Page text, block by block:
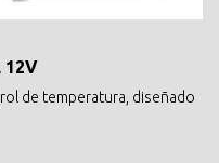
12V
de temperatura, diseñado